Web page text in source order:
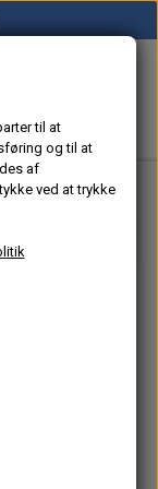
til at
og til at
af
ved at trykke